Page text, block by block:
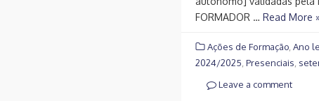
FORMADOR … Read More »
Ações de Formação Ano
2024/2025, Presenciais,
Leave a comment